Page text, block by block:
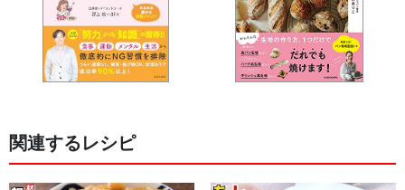
関連するレシピ